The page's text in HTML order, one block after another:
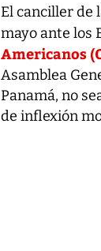
El canciller de
mayo ante los
Americanos
Asamblea
Panamá, no
de inflexión